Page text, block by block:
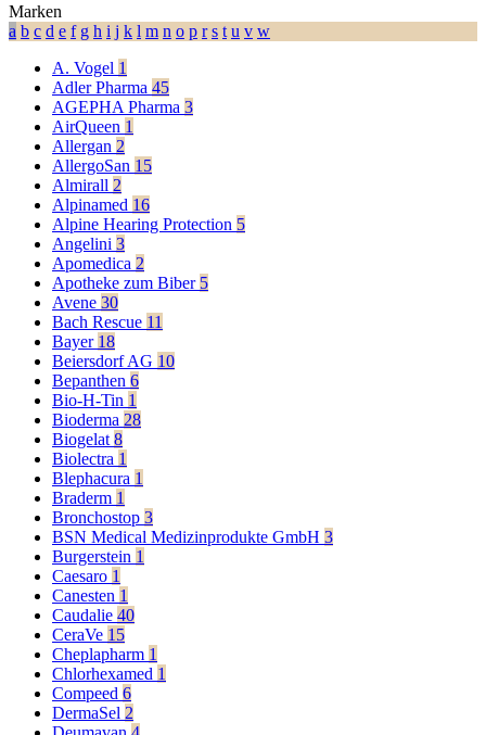
Marken
a b c d e f g h i j k l m n o p r s t u v w
A. Vogel 1
Adler Pharma 45
AGEPHA Pharma 3
AirQueen 1
Allergan 2
AllergoSan 15
Almirall 2
Alpinamed 16
Alpine Hearing Protection 5
Angelini 3
Apomedica 2
Apotheke zum Biber 5
Avene 30
Bach Rescue 11
Bayer 18
Beiersdorf AG 10
Bepanthen 6
Bio-H-Tin 1
Bioderma 28
Biogelat 8
Biolectra 1
Blephacura 1
Braderm 1
Bronchostop 3
BSN Medical Medizinprodukte GmbH 3
Burgerstein 1
Caesaro 1
Canesten 1
Caudalie 40
CeraVe 15
Cheplapharm 1
Chlorhexamed 1
Compeed 6
DermaSel 2